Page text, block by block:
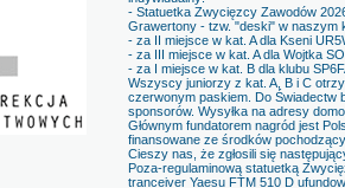
- Statuetka Zwycięzcy Zawodów
Grawertony - tzw. "deski" w naszym
- za II miejsce w kat. A dla Kseni
- za III miejsce w kat. A dla Wojtka
- za I miejsce w kat. B dla klubu
Wszyscy juniorzy z kat. A, B i C
czerwonym paskiem. Do Świadectw
sponsorów. Wysyłka na adresy
Głównym fundatorem nagród jest
finansowane ze środków
Cieszy nas, że zgłosili się
Poza-regulaminową statuetką
tranceiver Yaesu FTM 510 D